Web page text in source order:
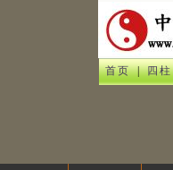
首页 | 四柱